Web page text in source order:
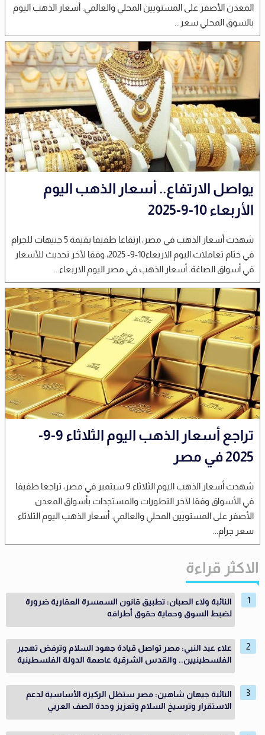
المعدن الأصفر على المستويين المحلي والعالمي. أسعار الذهب اليوم
بالسوق المحلي سعر...
يواصل الارتفاع.. أسعار الذهب اليوم
الأربعاء 10-9-2025
شهدت أسعار الذهب في مصر، ارتفاعا طفيفا بقيمة 5 جنيهات للجرام
في ختام تعاملات اليوم الاربعاء10-9- 2025، وفقا لأخر تحديث للأسعار
في أسواق الصاغة. أسعار الذهب في مصر اليوم الاربعاء...
تراجع أسعار الذهب اليوم الثلاثاء 9-9-
2025 في مصر
شهدت أسعار الذهب اليوم الثلاثاء 9 سبتمبر في مصر، تراجعا طفيفا
في الأسواق وفقا لآخر التطورات والمستجدات بأسواق المعدن
الأصفر على المستويين المحلي والعالمي. أسعار الذهب اليوم الثلاثاء
سعر جرام...
الاكثر قراءة
النائبة ولاء الصبان: تطبيق قانون السمسرة العقارية ضرورة
لضبط السوق وحماية حقوق أطرافه
علاء عبد النبي: مصر تواصل قيادة جهود السلام وترفض تهجير
الفلسطينيين.. والقدس الشرقية عاصمة الدولة الفلسطينية
النائبة جيهان شاهين: مصر ستظل الركيزة الأساسية لدعم
الاستقرار وترسيخ السلام وتعزيز وحدة الصف العربي